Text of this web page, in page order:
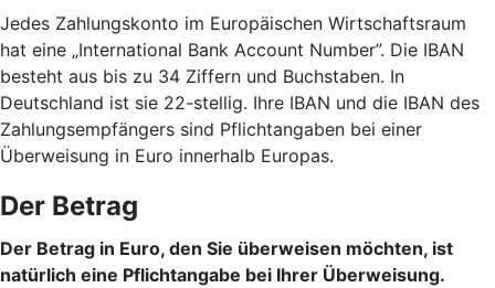
Jedes Zahlungskonto im Europäischen Wirtschaftsraum
hat eine „International Bank Account Number”. Die IBAN
besteht aus bis zu 34 Ziffern und Buchstaben. In
Deutschland ist sie 22-stellig. Ihre IBAN und die IBAN des
Zahlungsempfängers sind Pflichtangaben bei einer
Überweisung in Euro innerhalb Europas.
Der Betrag
Der Betrag in Euro, den Sie überweisen möchten, ist
natürlich eine Pflichtangabe bei Ihrer Überweisung.